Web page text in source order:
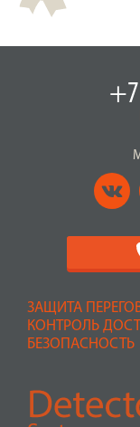
ЗАЩИТА
КОНТРОЛЬ
БЕЗОПАСНОСТЬ